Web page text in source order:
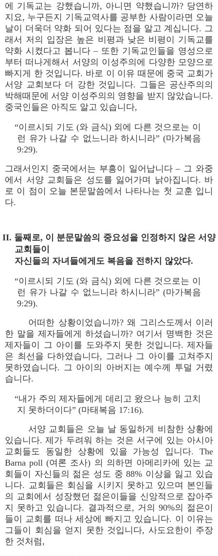
에 기독교는 강했습니까, 아니면 약했습니까? 당연하
지요, 누구든지 기독교역사를 공부한 사람이라면 오늘
날이 더욱더 약화 되어 있다는 점을 알고 계십니다. 그
래서 저의 입장은 높은 비평과 낮은 비평이 기독교를
약화 시켰다고 봅니다 – 또한 기독교인들을 영성으로
부터 떠나게해서 서양의 이성주의에 다양한 모양으로
빠지게 한 것입니다. 바로 이 이유 때문에 중국 교회가
서양 교회보다 더 강한 것입니다. 그들은 공산주의의
박해때문에 서양 이성주의의 영향을 받지 않았습니다.
중국인들은 아직도 알고 있습니다,
“이르시되 기도 (와 금식) 외에 다른 것으로는 이
런 유가 나갈 수 없느니라 하시니라” (마가복음
9:29).
그래서인지 중국에서는 부흥이 일어납니다 – 그 와중
에서 서양 교회들은 성도를 잃어가며 낡아집니다. 바
로 이 점이 오늘 본문말씀에서 나타나는 첫 교훈 입니
다.
II. 둘째로, 이 분문말씀의 중요성을 인정하지 않은 서양
교회들이
자신들의 자녀들에게도 복음을 전하지 않았다.
“이르시되 기도 (와 금식) 외에 다른 것으로는 이
런 유가 나갈 수 없느니라 하시니라” (마가복음
9:29).
어떠한 상황이었습니까? 왜 그리스도께서 이러
한 말을 제자들에게 하셨습니까? 여기서 명백한 것은
제자들이 그 아이를 도와주지 못한 것입니다. 제자들
은 최선을 다하였습니다, 그러나 그 아이를 고쳐주지
못하였습니다. 그 아이의 아버지는 예수께 투덜 거렸
습니다.
“내가 주의 제자들에게 데리고 왔으나 능히 고치
지 못하더이다” (마태복음 17:16).
서양 교회들은 오늘 날 동일하게 비참한 상황에
있습니다. 제가 두려워 하는 것은 서구에 있는 아시아
교회들도 동일한 상황에 있을 가능성 입니다. The
Barna poll (여론 조사) 의 의하면 아메리카에 있는 교
회들이 자신들의 젊은 성도 중 88% 이상을 잃고 있습
니다. 교회들은 회심을 시키지 못하고 있으며 본인들
의 교회에서 성장했던 젊은이들을 신앙적으로 잡아주
지 못하고 있습니다. 결과적으로, 거의 90%의 젊은이
들이 교회를 떠나 세상에 빠지고 있습니다. 이 이유는
그들이 회심을 얻지 못한 것입니다, 사도요한이 주장
한 것처럼,